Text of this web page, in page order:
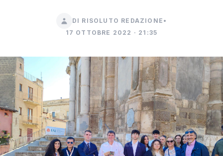
DI RISOLUTO REDAZIONE •
17 OTTOBRE 2022 · 21:35